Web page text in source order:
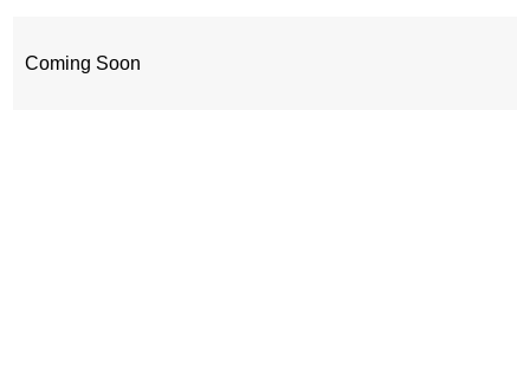
Coming Soon